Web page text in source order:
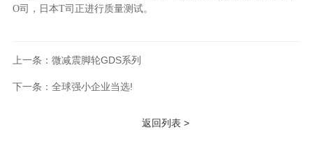
O司，日本T司正进行质量测试。
上一条：微减震脚轮GDS系列
下一条：全球强小企业当选!
返回列表 >